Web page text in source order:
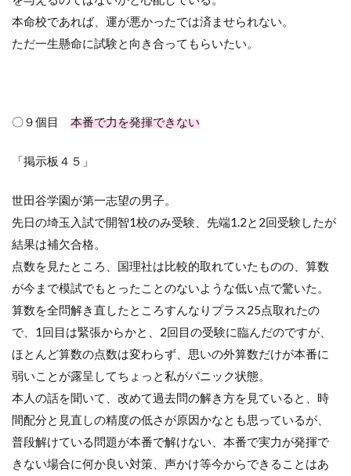
本命校であれば、運が悪かったでは済ませられない。
ただ一生懸命に試験と向き合ってもらいたい。
〇９個目 本番で力を発揮できない
「掲示板４５」
世田谷学園が第一志望の男子。
先日の埼玉入試で開智1校のみ受験、先端1.2と 2回受験したが
結果は補欠合格。
点数を見たところ、国理社は比較的取れていたものの、算数
が今まで模試でもとったことのないような低い点で驚いた。
算数を全問解き直したところすんなりプラス25点取れたの
で、 1回目は緊張からかと、 2回目の受験に臨んだのですが、
ほとんど算数の点数は変わらず、思いの外算数だけが本番に
弱いことが露呈してちょっと私がパニック状態。
本人の話を聞いて、改めて過去問の解き方を見ていると、時
間配分と見直しの精度の低さが原因かなとも思っているが、
普段解けている問題が本番で解けない、本番で実力が発揮で
きない場合に何か良い対策、声かけ等今からできることはあ